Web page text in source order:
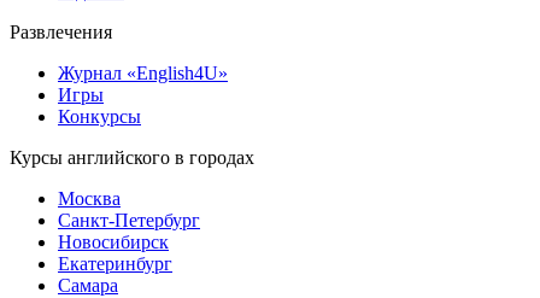
Развлечения
Журнал «English4U»
Игры
Конкурсы
Курсы английского в городах
Москва
Санкт-Петербург
Новосибирск
Екатеринбург
Самара